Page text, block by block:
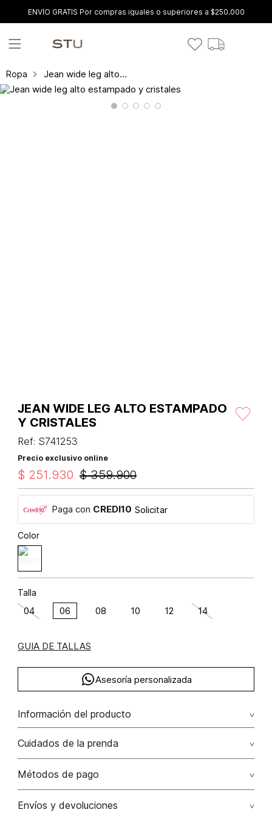
ENVÍO GRATIS Por compras iguales o superiores a $250.000
Ropa Jean wide leg alto estampado y cristales
JEAN WIDE LEG ALTO ESTAMPADO
Y CRISTALES
Ref: S741253
Precio exclusivo online
$ 359.900
$ 251.930
Paga con CREDI10 Solicitar
Color
Talla
04 06 08 10 12 14
GUIA DE TALLAS
Asesoría personalizada
Información del producto
Jean tiro alto con estampado y cristales algodón 100%
100.00% algodón/cotton
Cuidados de la prenda
Lavar por separado / lavar separadamente. no remojar -
Métodos de pago
Tarjetas de crédito: Visa, Dinners, Master Card y American
Envíos y devoluciones